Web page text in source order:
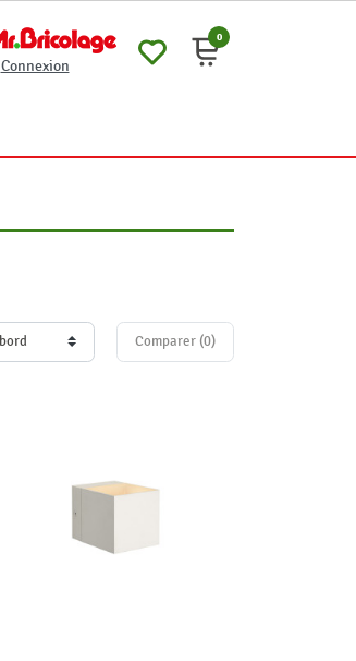
Connexion
0
Comparer (0)‎